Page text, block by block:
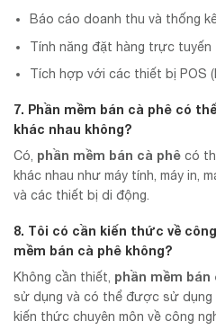
Báo cáo doanh thu và thống
Tính năng đặt hàng trực tuyến
Tích hợp với các thiết bị POS
7. Phần mềm bán cà phê có
khác nhau không?
Có, phần mềm bán cà phê có
khác nhau như máy tính, máy in,
và các thiết bị di động.
8. Tôi có cần kiến thức về
mềm bán cà phê không?
Không cần thiết, phần mềm bán
sử dụng và có thể được sử
kiến thức chuyên môn về công